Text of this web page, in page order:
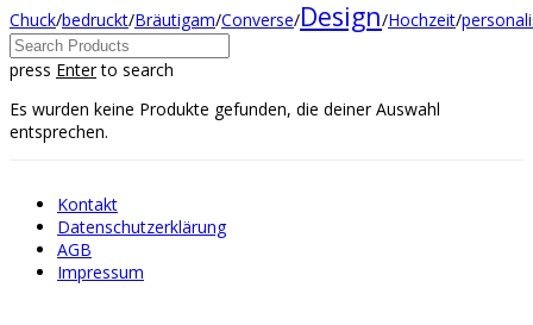
Chuck/bedruckt/Bräutigam/Converse/Design/Hochzeit/
press Enterto search
Es wurden keine Produkte gefunden, die deiner Auswahl
entsprechen.
Kontakt
Datenschutzerklärung
AGB
Impressum